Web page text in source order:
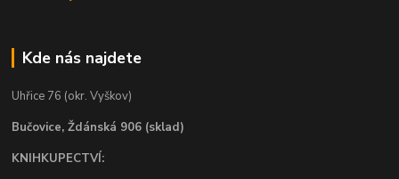
Kde nás najdete
Uhřice 76 (okr. Vyškov)
Bučovice, Ždánská 906 (sklad)
KNIHKUPECTVÍ: